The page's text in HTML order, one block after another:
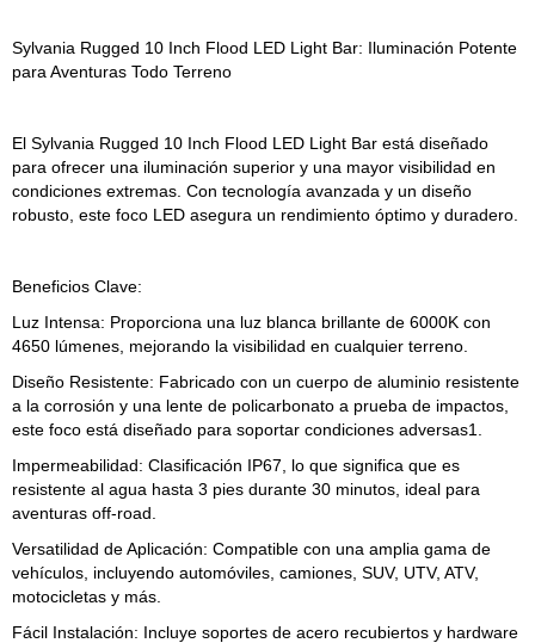
Sylvania Rugged 10 Inch Flood LED Light Bar: Iluminación Potente
para Aventuras Todo Terreno
El Sylvania Rugged 10 Inch Flood LED Light Bar está diseñado
para ofrecer una iluminación superior y una mayor visibilidad en
condiciones extremas. Con tecnología avanzada y un diseño
robusto, este foco LED asegura un rendimiento óptimo y duradero.
Beneficios Clave:
Luz Intensa: Proporciona una luz blanca brillante de 6000K con
4650 lúmenes, mejorando la visibilidad en cualquier terreno.
Diseño Resistente: Fabricado con un cuerpo de aluminio resistente
a la corrosión y una lente de policarbonato a prueba de impactos,
este foco está diseñado para soportar condiciones adversas1.
Impermeabilidad: Clasificación IP67, lo que significa que es
resistente al agua hasta 3 pies durante 30 minutos, ideal para
aventuras off-road.
Versatilidad de Aplicación: Compatible con una amplia gama de
vehículos, incluyendo automóviles, camiones, SUV, UTV, ATV,
motocicletas y más.
Fácil Instalación: Incluye soportes de acero recubiertos y hardware